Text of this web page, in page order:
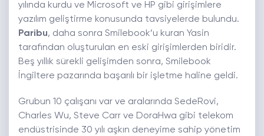
yılında kurdu ve Microsoft ve HP gibi girişimlere
yazılım geliştirme konusunda tavsiyelerde bulundu.
Paribu, daha sonra Smilebook’u kuran Yasin
tarafından oluşturulan en eski girişimlerden biridir.
Beş yıllık sürekli gelişimden sonra, Smilebook
İngiltere pazarında başarılı bir işletme haline geldi.
Grubun 10 çalışanı var ve aralarında SedeRovi,
Charles Wu, Steve Carr ve DoraHwa gibi telekom
endüstrisinde 30 yılı aşkın deneyime sahip yönetim